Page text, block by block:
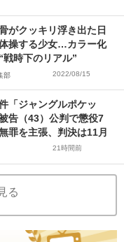
がクッキリ浮き出た日
操する少女…カラー化
戦時下のリアル”
部 2022/08/15
「ジャングルポケッ
告（43）公判で懲役7
を主張、判決は11月
21時間前
る